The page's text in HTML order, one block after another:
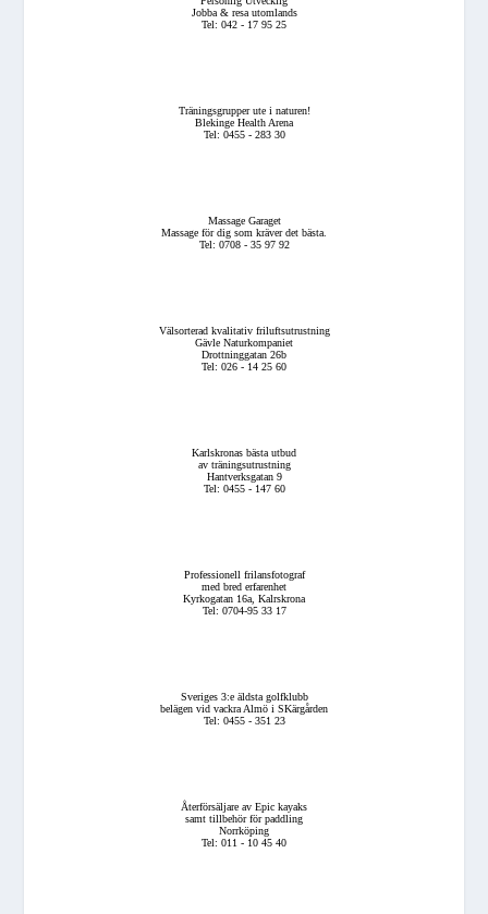
Jobba & resa utomlands
Tel: 042 - 17 95 25
Träningsgrupper ute i naturen!
Blekinge Health Arena
Tel: 0455 - 283 30
Massage Garaget
Massage för dig som kräver det bästa.
Tel: 0708 - 35 97 92
Välsorterad kvalitativ friluftsutrustning
Gävle Naturkompaniet
Drottninggatan 26b
Tel: 026 - 14 25 60
Karlskronas bästa utbud
av träningsutrustning
Hantverksgatan 9
Tel: 0455 - 147 60
Professionell frilansfotograf
med bred erfarenhet
Kyrkogatan 16a, Kalrskrona
Tel: 0704-95 33 17
Sveriges 3:e äldsta golfklubb
belägen vid vackra Almö i SKärgården
Tel: 0455 - 351 23
Återförsäljare av Epic kayaks
samt tillbehör för paddling
Norrköping
Tel: 011 - 10 45 40